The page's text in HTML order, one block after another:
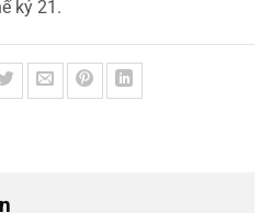
kỷ 21.